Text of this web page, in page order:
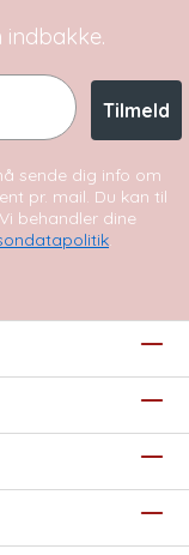
indbakke.
Tilmeld
sende dig info om
pr. mail. Du kan til
behandler dine
.